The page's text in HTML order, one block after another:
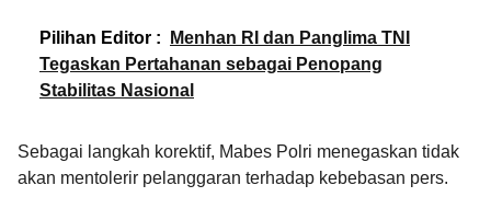
Pilihan Editor :
Menhan RI dan Panglima TNI
Tegaskan Pertahanan sebagai Penopang
Stabilitas Nasional
Sebagai langkah korektif, Mabes Polri menegaskan tidak
akan mentolerir pelanggaran terhadap kebebasan pers.